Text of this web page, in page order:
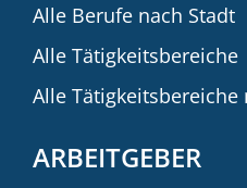
Alle Berufe nach Stadt
Alle Tätigkeitsbereiche
Alle Tätigkeitsbereiche
ARBEITGEBER